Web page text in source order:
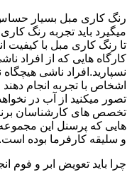
رنگ کاری مبل بسیار
میگیرد باید تجربه رنگ
تا رنگ کاری مبل با کیفیت
کارگاه هایی که از افراد
نسپارید.افراد ناشی هیچگاه
اشخاص با تجربه انجام
تصور میکنید از آب در
تخصص های کارشناسان
هایی که پرسنل این مجموعه
و سلیقه کارفرما بوده است.
چرا باید تعویض ابر و فوم